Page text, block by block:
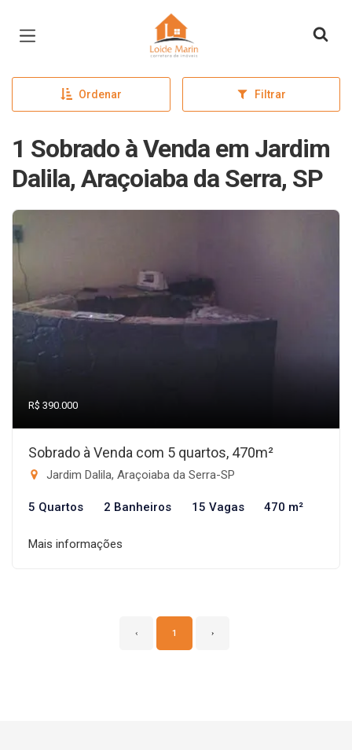
Página inicial
Ordenar Filtrar
1 Sobrado à Venda em Jardim
Dalila, Araçoiaba da Serra, SP
R$ 390.000
Sobrado à Venda com 5 quartos, 470m²
Jardim Dalila, Araçoiaba da Serra-SP
5 Quartos 2 Banheiros 15 Vagas 470 m²
Mais informações
‹ 1 ›